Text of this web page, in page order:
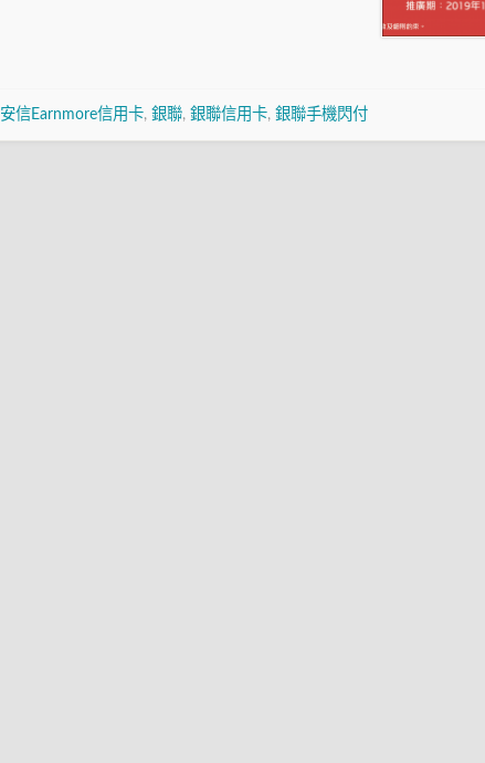
安信Earnmore信用卡, 銀聯, 銀聯信用卡, 銀聯手機閃付